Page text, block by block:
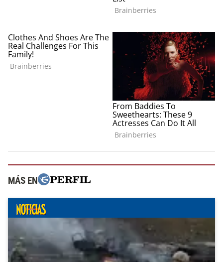
MÁS EN